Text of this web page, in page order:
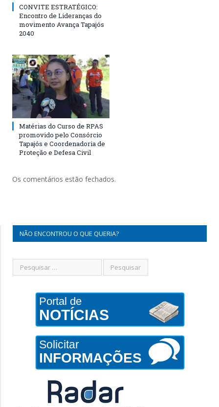
CONVITE ESTRATÉGICO:
Encontro de Lideranças do
movimento Avança Tapajós
2040
Matérias do Curso de RPAS
promovido pelo Consórcio
Tapajós e Coordenadoria de
Proteção e Defesa Civil
Os comentários estão fechados.
NÃO ENCONTROU O QUE QUERIA?
Portal de
NOTÍCIAS
Solicitar
INFORMAÇÕES